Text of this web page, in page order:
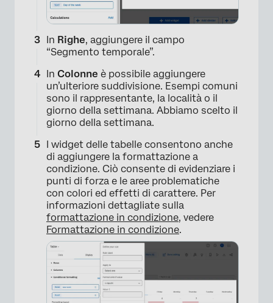
In Righe, aggiungere il campo
“Segmento temporale”.
In Colonne è possibile aggiungere
un’ulteriore suddivisione. Esempi comuni
sono il rappresentante, la località o il
giorno della settimana. Abbiamo scelto il
giorno della settimana.
I widget delle tabelle consentono anche
di aggiungere la formattazione a
condizione. Ciò consente di evidenziare i
punti di forza e le aree problematiche
con colori ed effetti di carattere. Per
informazioni dettagliate sulla
formattazione in condizione, vedere
Formattazione in condizione.